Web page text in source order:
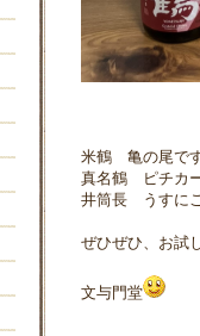
米鶴 亀の尾です
真名鶴 ピチカ
井筒長 うすにご
ぜひぜひ、お試
文与門堂